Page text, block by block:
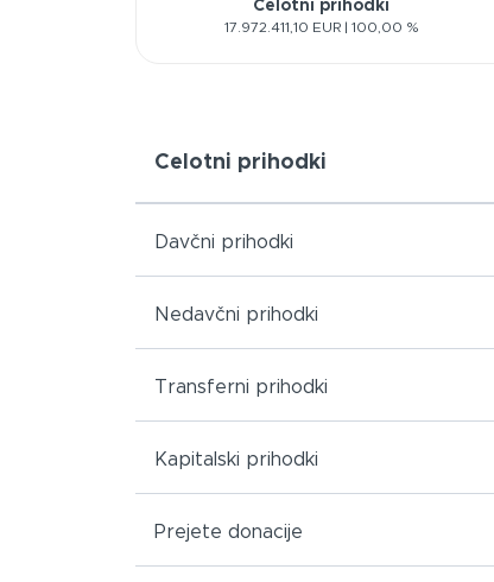
Celotni prihodki
17.972.411,10 EUR | 100,00 %
Celotni prihodki
Davčni prihodki
Nedavčni prihodki
Transferni prihodki
Kapitalski prihodki
Prejete donacije